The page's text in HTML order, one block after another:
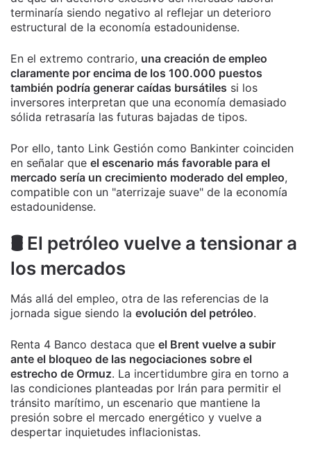
terminaría siendo negativo al reflejar un deterioro
estructural de la economía estadounidense.
En el extremo contrario, una creación de empleo
claramente por encima de los 100.000 puestos
también podría generar caídas bursátiles si los
inversores interpretan que una economía demasiado
sólida retrasaría las futuras bajadas de tipos.
Por ello, tanto Link Gestión como Bankinter coinciden
en señalar que el escenario más favorable para el
mercado sería un crecimiento moderado del empleo,
compatible con un "aterrizaje suave" de la economía
estadounidense.
🛢️ El petróleo vuelve a tensionar a
los mercados
Más allá del empleo, otra de las referencias de la
jornada sigue siendo la evolución del petróleo.
Renta 4 Banco destaca que el Brent vuelve a subir
ante el bloqueo de las negociaciones sobre el
estrecho de Ormuz. La incertidumbre gira en torno a
las condiciones planteadas por Irán para permitir el
tránsito marítimo, un escenario que mantiene la
presión sobre el mercado energético y vuelve a
despertar inquietudes inflacionistas.